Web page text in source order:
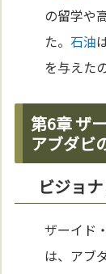
の留学や
た。石油
を与えた
第6章 ザ
アブダビ
ビジョ
ザーイド
は、アブ